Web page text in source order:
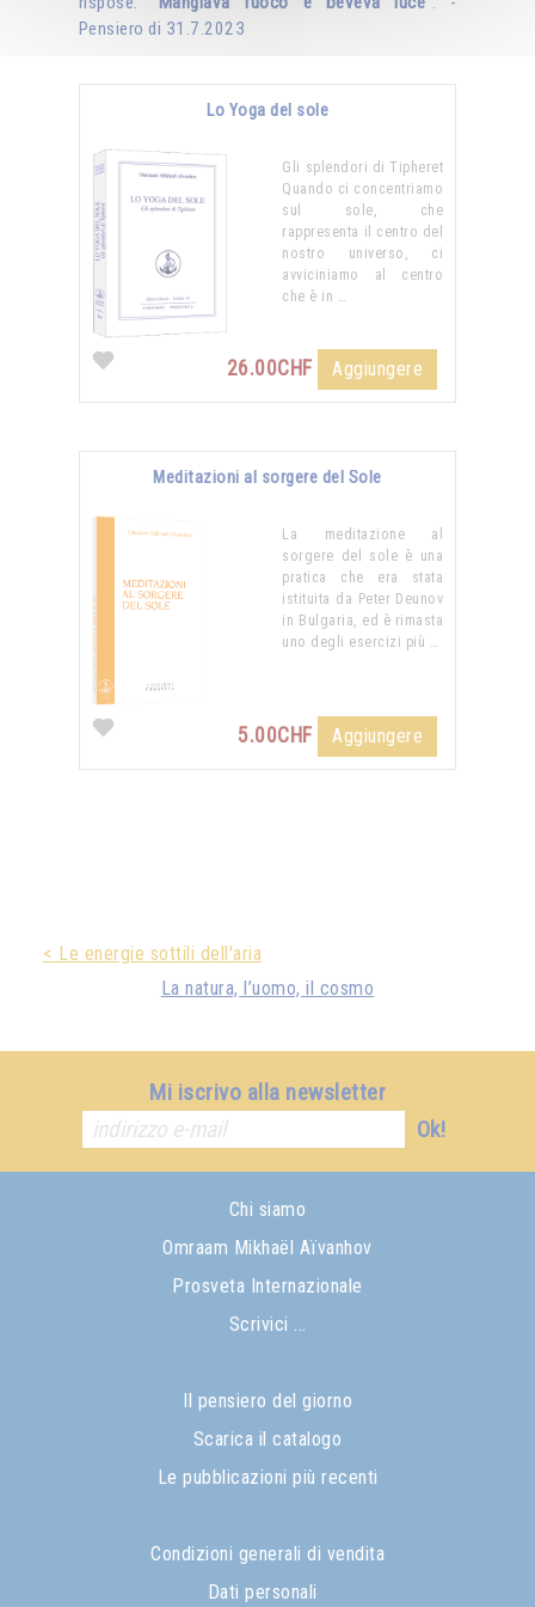
Pensiero di 31.7.2023
Lo Yoga del sole
Gli splendori di Tipheret
Quando ci concentriamo
sul sole, che
rappresenta il centro del
nostro universo, ci
avviciniamo al centro
che è in …
26.00CHF Aggiungere
Meditazioni al sorgere del Sole
La meditazione al
sorgere del sole è una
pratica che era stata
istituita da Peter Deunov
in Bulgaria, ed è rimasta
uno degli esercizi più …
5.00CHF Aggiungere
< Le energie sottili dell'aria
La natura, l’uomo, il cosmo
Mi iscrivo alla newsletter
Ok!
Chi siamo
Omraam Mikhaël Aïvanhov
Prosveta Internazionale
Scrivici ...
Il pensiero del giorno
Scarica il catalogo
Le pubblicazioni più recenti
Condizioni generali di vendita
Dati personali